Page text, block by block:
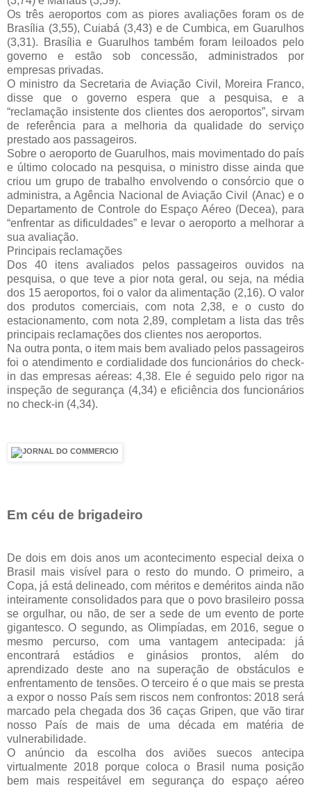
Os três aeroportos com as piores avaliações foram os de
Brasília (3,55), Cuiabá (3,43) e de Cumbica, em Guarulhos
(3,31). Brasília e Guarulhos também foram leiloados pelo
governo e estão sob concessão, administrados por
empresas privadas.
O ministro da Secretaria de Aviação Civil, Moreira Franco,
disse que o governo espera que a pesquisa, e a
“reclamação insistente dos clientes dos aeroportos”, sirvam
de referência para a melhoria da qualidade do serviço
prestado aos passageiros.
Sobre o aeroporto de Guarulhos, mais movimentado do país
e último colocado na pesquisa, o ministro disse ainda que
criou um grupo de trabalho envolvendo o consórcio que o
administra, a Agência Nacional de Aviação Civil (Anac) e o
Departamento de Controle do Espaço Aéreo (Decea), para
“enfrentar as dificuldades” e levar o aeroporto a melhorar a
sua avaliação.
Principais reclamações
Dos 40 itens avaliados pelos passageiros ouvidos na
pesquisa, o que teve a pior nota geral, ou seja, na média
dos 15 aeroportos, foi o valor da alimentação (2,16). O valor
dos produtos comerciais, com nota 2,38, e o custo do
estacionamento, com nota 2,89, completam a lista das três
principais reclamações dos clientes nos aeroportos.
Na outra ponta, o item mais bem avaliado pelos passageiros
foi o atendimento e cordialidade dos funcionários do check-
in das empresas aéreas: 4,38. Ele é seguido pelo rigor na
inspeção de segurança (4,34) e eficiência dos funcionários
no check-in (4,34).
Em céu de brigadeiro
De dois em dois anos um acontecimento especial deixa o
Brasil mais visível para o resto do mundo. O primeiro, a
Copa, já está delineado, com méritos e deméritos ainda não
inteiramente consolidados para que o povo brasileiro possa
se orgulhar, ou não, de ser a sede de um evento de porte
gigantesco. O segundo, as Olimpíadas, em 2016, segue o
mesmo percurso, com uma vantagem antecipada: já
encontrará estádios e ginásios prontos, além do
aprendizado deste ano na superação de obstáculos e
enfrentamento de tensões. O terceiro é o que mais se presta
a expor o nosso País sem riscos nem confrontos: 2018 será
marcado pela chegada dos 36 caças Gripen, que vão tirar
nosso País de mais de uma década em matéria de
vulnerabilidade.
O anúncio da escolha dos aviões suecos antecipa
virtualmente 2018 porque coloca o Brasil numa posição
bem mais respeitável em segurança do espaço aéreo